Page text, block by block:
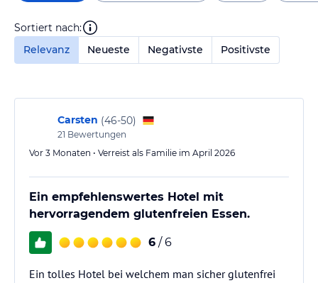
Sortiert nach:
Relevanz
Neueste Negativste Positivste
Carsten (46-50)
21 Bewertungen
Vor 3 Monaten • Verreist als Familie im April 2026
Ein empfehlenswertes Hotel mit
hervorragendem glutenfreien Essen.
6 / 6
Ein tolles Hotel bei welchem man sicher glutenfrei